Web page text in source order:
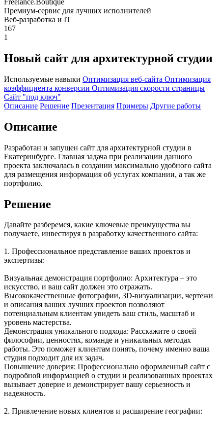
Freelance.Boutique
Премиум-сервис для лучших исполнителей
Веб-разработка и IT
167
1
Новый сайт для архитектурной студии
Используемые навыки Оптимизация веб-сайта Оптимизация
коэффициента конверсии Оптимизация скорости страницы
Сайт "под ключ"
Описание Решение Презентация Примеры Другие работы
Описание
Разработан и запущен сайт для архитектурной студии в
Екатеринбурге. Главная задача при реализации данного
проекта заключалась в создании максимально удобного сайта
для размещения информация об услугах компании, а так же
портфолио.
Решение
Давайте разберемся, какие ключевые преимущества вы
получаете, инвестируя в разработку качественного сайта:
1. Профессиональное представление ваших проектов и
экспертизы:
Визуальная демонстрация портфолио: Архитектура – это
искусство, и ваш сайт должен это отражать.
Высококачественные фотографии, 3D-визуализации, чертежи
и описания ваших лучших проектов позволяют
потенциальным клиентам увидеть ваш стиль, масштаб и
уровень мастерства.
Демонстрация уникального подхода: Расскажите о своей
философии, ценностях, команде и уникальных методах
работы. Это поможет клиентам понять, почему именно ваша
студия подходит для их задач.
Повышение доверия: Профессионально оформленный сайт с
подробной информацией о студии и реализованных проектах
вызывает доверие и демонстрирует вашу серьезность и
надежность.
2. Привлечение новых клиентов и расширение географии: